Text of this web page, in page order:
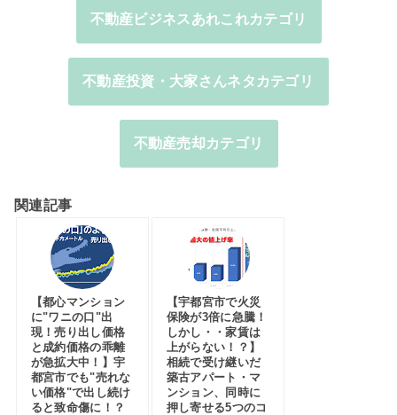
不動産ビジネスあれこれカテゴリ
不動産投資・大家さんネタカテゴリ
不動産売却カテゴリ
関連記事
【都心マンション
に"ワニの口"出
現！売り出し価格
と成約価格の乖離
が急拡大中！】宇
都宮市でも"売れな
い価格"で出し続け
ると致命傷に！？
【宇都宮市で火災
保険が3倍に急騰！
しかし・・家賃は
上がらない！？】
相続で受け継いだ
築古アパート・マ
ンション、同時に
押し寄せる5つのコ